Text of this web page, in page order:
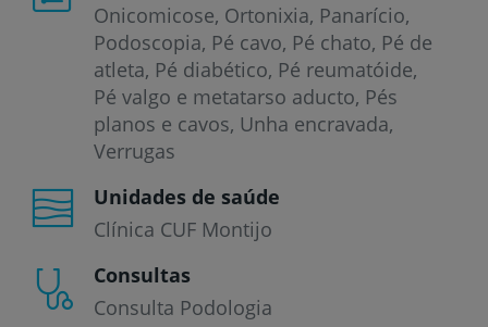
Onicomicose Ortonixia Panarício
Podoscopia Pé cavo Pé chato Pé de
atleta Pé diabético Pé reumatóide
Pé valgo e metatarso aducto Pés
planos e cavos Unha encravada
Verrugas
Unidades de saúde
Clínica CUF Montijo
Consultas
Consulta Podologia